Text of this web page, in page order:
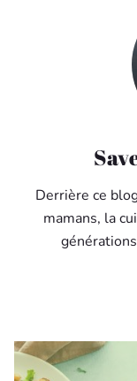
Derrière ce
mamans, la